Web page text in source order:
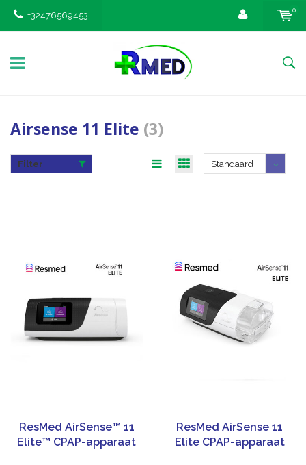
+32476569453
0
Airsense 11 Elite (3)
Filter Standaard
ResMed AirSense™ 11
Elite™ CPAP-apparaat
ResMed AirSense 11
Elite CPAP-apparaat